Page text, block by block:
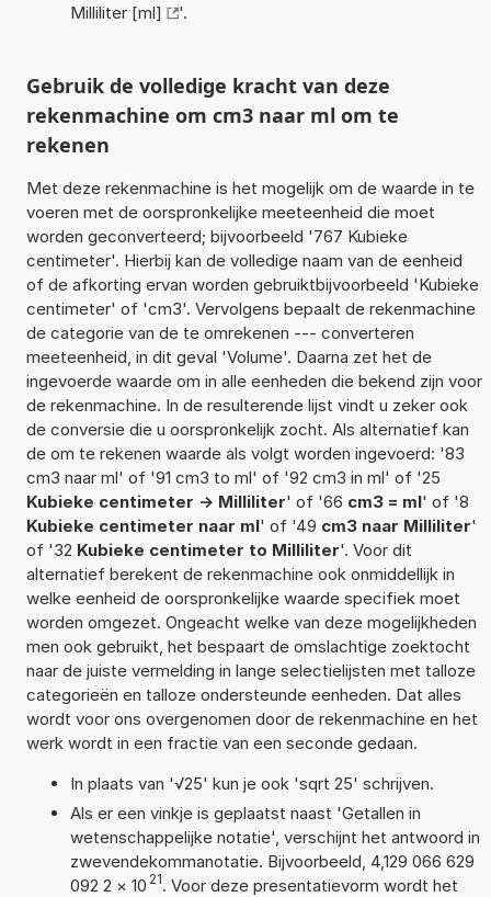
Milliliter [ml]
'.
Gebruik de volledige kracht van deze
rekenmachine om cm3 naar ml om te
rekenen
Met deze rekenmachine is het mogelijk om de waarde in te
voeren met de oorspronkelijke meeteenheid die moet
worden geconverteerd; bijvoorbeeld '767 Kubieke
centimeter'. Hierbij kan de volledige naam van de eenheid
of de afkorting ervan worden gebruiktbijvoorbeeld 'Kubieke
centimeter' of 'cm3'. Vervolgens bepaalt de rekenmachine
de categorie van de te omrekenen --- converteren
meeteenheid, in dit geval 'Volume'. Daarna zet het de
ingevoerde waarde om in alle eenheden die bekend zijn voor
de rekenmachine. In de resulterende lijst vindt u zeker ook
de conversie die u oorspronkelijk zocht. Als alternatief kan
de om te rekenen waarde als volgt worden ingevoerd: '83
cm3 naar ml' of '91 cm3 to ml' of '92 cm3 in ml' of '25
Kubieke centimeter -> Milliliter' of '66 cm3 = ml' of '8
Kubieke centimeter naar ml' of '49 cm3 naar Milliliter'
of '32 Kubieke centimeter to Milliliter'. Voor dit
alternatief berekent de rekenmachine ook onmiddellijk in
welke eenheid de oorspronkelijke waarde specifiek moet
worden omgezet. Ongeacht welke van deze mogelijkheden
men ook gebruikt, het bespaart de omslachtige zoektocht
naar de juiste vermelding in lange selectielijsten met talloze
categorieën en talloze ondersteunde eenheden. Dat alles
wordt voor ons overgenomen door de rekenmachine en het
werk wordt in een fractie van een seconde gedaan.
In plaats van '√25' kun je ook 'sqrt 25' schrijven.
Als er een vinkje is geplaatst naast 'Getallen in
wetenschappelijke notatie', verschijnt het antwoord in
zwevendekommanotatie. Bijvoorbeeld, 4,129 066 629
092 2 × 10 21. Voor deze presentatievorm wordt het